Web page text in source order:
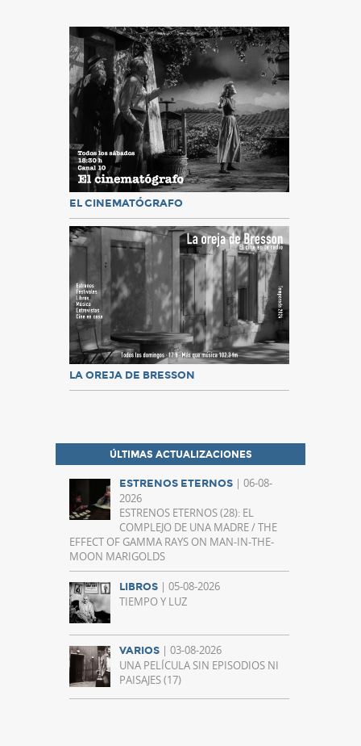
EL CINEMATÓGRAFO
LA OREJA DE BRESSON
ÚLTIMAS ACTUALIZACIONES
ESTRENOS ETERNOS | 06-08-
2026
ESTRENOS ETERNOS (28): EL
COMPLEJO DE UNA MADRE / THE
EFFECT OF GAMMA RAYS ON MAN-IN-THE-
MOON MARIGOLDS
LIBROS | 05-08-2026
TIEMPO Y LUZ
VARIOS | 03-08-2026
UNA PELÍCULA SIN EPISODIOS NI
PAISAJES (17)